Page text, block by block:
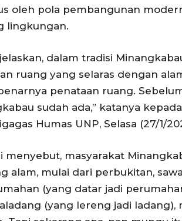
oleh pola pembangunan
lingkungan.
dalam tradisi
ruang yang selaras dengan
penataan ruang.
sudah ada,” katanya
Humas UNP, Selasa (27/1/
menyebut, masyarakat
alam, mulai dari perbukitan,
(yang datar jadi
(yang lereng jadi